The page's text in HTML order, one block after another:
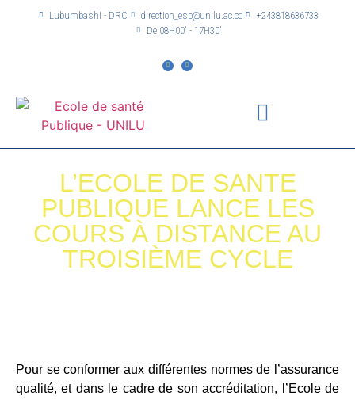
Lubumbashi - DRC direction_esp@unilu.ac.cd
+243818636733
De 08H00' - 17H30'
L’ECOLE DE SANTE
PUBLIQUE LANCE LES
COURS À DISTANCE AU
TROISIÈME CYCLE
Pour se conformer aux différentes normes de l’assurance
qualité, et dans le cadre de son accréditation, l’Ecole de